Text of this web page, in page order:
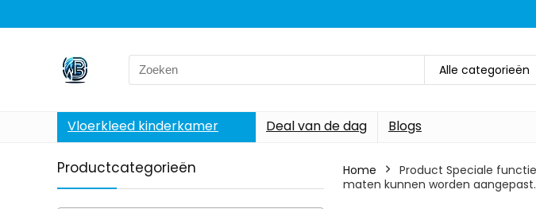
Search
for:
Alle categorieën
Vloerkleed kinderkamer Deal van de dag Blogs
Productcategorieën Home Product Speciale
maten kunnen worden